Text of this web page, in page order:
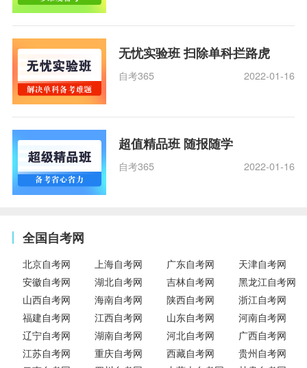
无忧实验班 扫除单科拦路虎
自考365 2022-01-16
超值精品班 随报随学
自考365 2022-01-16
全国自考网
北京自考网 上海自考网 广东自考网
天津自考网
安徽自考网
湖北自考网 吉林自考网
黑龙江自考网
山西自考网
海南自考网 陕西自考网
浙江自考网
福建自考网
江西自考网 山东自考网
河南自考网
辽宁自考网
湖南自考网 河北自考网
广西自考网
江苏自考网
重庆自考网 西藏自考网
贵州自考网